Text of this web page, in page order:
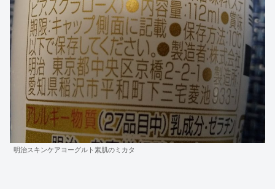
明治スキンケアヨーグルト素肌のミカタ